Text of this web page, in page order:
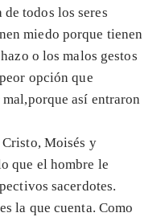
todos los seres
miedo porque tienen
o los malos gestos
opción que
así entraron
Moisés y
que el hombre le
sacerdotes.
la que cuenta. Como